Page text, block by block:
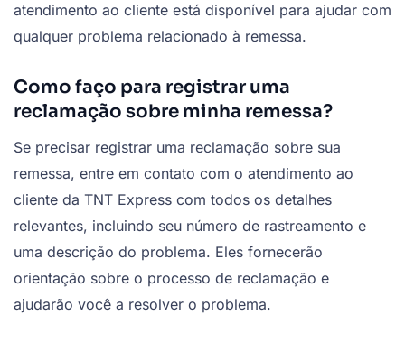
atendimento ao cliente está disponível para ajudar com
qualquer problema relacionado à remessa.
Como faço para registrar uma
reclamação sobre minha remessa?
Se precisar registrar uma reclamação sobre sua
remessa, entre em contato com o atendimento ao
cliente da TNT Express com todos os detalhes
relevantes, incluindo seu número de rastreamento e
uma descrição do problema. Eles fornecerão
orientação sobre o processo de reclamação e
ajudarão você a resolver o problema.